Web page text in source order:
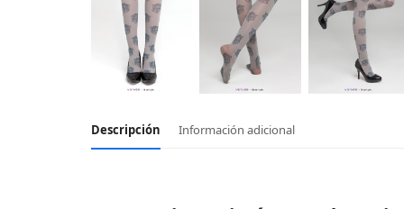
Descripción Información adicional